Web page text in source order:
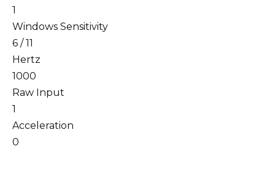
1
Windows Sensitivity
6 / 11
Hertz
1000
Raw Input
1
Acceleration
0